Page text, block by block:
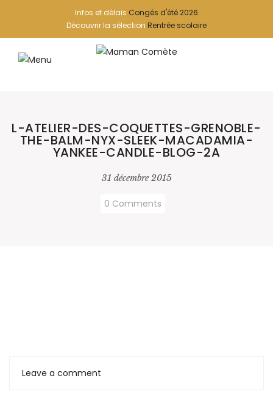
Infos et délais Congés d'été 2026
Découvrir la sélection Rentrée scolaire
L-ATELIER-DES-COQUETTES-GRENOBLE-
THE-BALM-NYX-SLEEK-MACADAMIA-
YANKEE-CANDLE-BLOG-2A
31 décembre 2015
0 Comments
Leave a comment